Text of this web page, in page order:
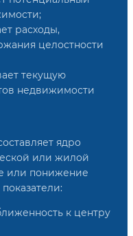
расходы,
целостности
текущую
недвижимости
ядро
или жилой
или понижение
к центру